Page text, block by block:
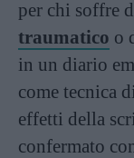
per chi soffre
traumatico o
in un diario
come tecnica di
effetti della
confermato